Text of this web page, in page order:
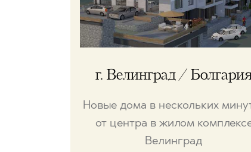
г. Велинград /
Новые дома в нескольких
от центра в жилом
Велинград